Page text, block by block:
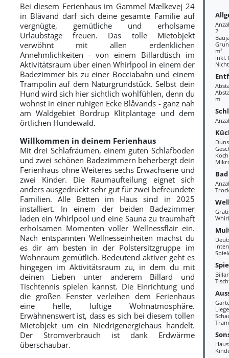
2
m²
Inkl.
m
Bad
Bei diesem Ferienhaus im Gammel Mælkevej 24
in Blåvand darf sich deine gesamte Familie auf
vergnügte, gemütliche und erholsame
Urlaubstage freuen. Das tolle Mietobjekt
verwöhnt mit allen erdenklichen
Annehmlichkeiten - von einem Billardtisch im
Aktivitätsraum über einen Whirlpool in einem der
Badezimmer bis zu einer Bocciabahn und einem
Trampolin auf dem Naturgrundstück. Selbst dein
Hund wird sich hier sichtlich wohlfühlen, denn du
wohnst in einer ruhigen Ecke Blåvands - ganz nah
am Waldgebiet Bordrup Klitplantage und dem
örtlichen Hundewald.
Willkommen in deinem Ferienhaus
Mit drei Schlafräumen, einem guten Schlafboden
und zwei schönen Badezimmern beherbergt dein
Ferienhaus ohne Weiteres sechs Erwachsene und
zwei Kinder. Die Raumaufteilung eignet sich
anders ausgedrückt sehr gut für zwei befreundete
Familien. Alle Betten im Haus sind in 2025
installiert. In einem der beiden Badezimmer
laden ein Whirlpool und eine Sauna zu traumhaft
erholsamen Momenten voller Wellnessflair ein.
Nach entspannten Wellnesseinheiten machst du
es dir am besten in der Polstersitzgruppe im
Wohnraum gemütlich. Bedeutend aktiver geht es
hingegen im Aktivitätsraum zu, in dem du mit
deinen Lieben unter anderem Billard und
Tischtennis spielen kannst. Die Einrichtung und
die großen Fenster verleihen dem Ferienhaus
eine helle, luftige Wohnatmosphäre.
Erwähnenswert ist, dass es sich bei diesem tollen
Mietobjekt um ein Niedrigenergiehaus handelt.
Der Stromverbrauch ist dank Erdwärme
überschaubar.